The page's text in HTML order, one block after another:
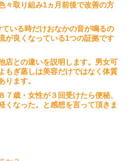
々取り組み1ヵ月前後で改善の方
ている時だけおなかの音が鳴るの
が良くなっている1つの証拠です
店との違いを説明します。男女可
もぎ蒸しは美容だけではなく体質
ります。
７歳・女性が３回受けたら便秘、
くなった。と感想を言って頂きま